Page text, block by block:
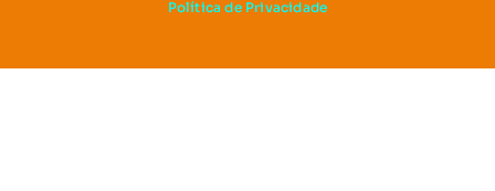
Política de Privacidade